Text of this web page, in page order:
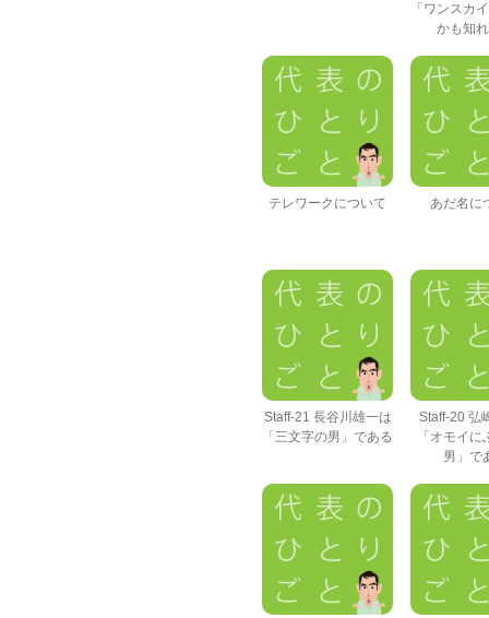
「ワンスカ
かも知
テレワークについて あだ名に
Staff-21 長谷川雄一は
「三文字の男」である
Staff-20 弘
「オモイ
男」で